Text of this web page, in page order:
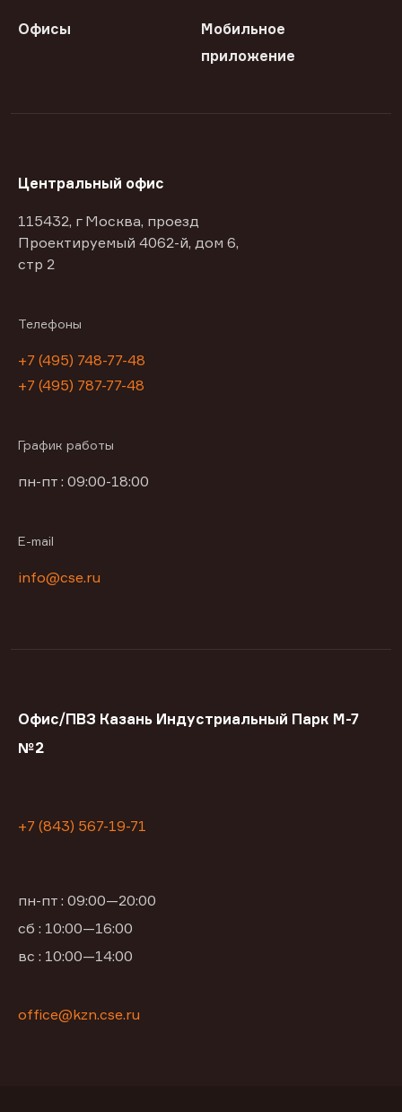
Офисы
Мобильное
приложение
Центральный офис
115432, г Москва, проезд
Проектируемый 4062-й, дом 6,
стр 2
Телефоны
+7 (495) 748-77-48
+7 (495) 787-77-48
График работы
пн-пт : 09:00-18:00
E-mail
info@cse.ru
Офис/ПВЗ Казань Индустриальный Парк М-7
№2
+7 (843) 567-19-71
пн-пт : 09:00—20:00
сб : 10:00—16:00
вс : 10:00—14:00
office@kzn.cse.ru